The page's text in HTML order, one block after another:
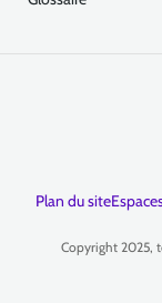
Plan du site
Copyright 2025,